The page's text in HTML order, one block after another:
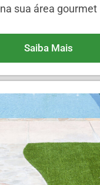
na sua área gourmet
Saiba Mais